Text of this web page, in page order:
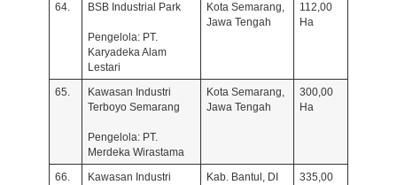
64. BSB Industrial Park
Pengelola: PT.
Karyadeka Alam
Lestari
Kota Semarang,
Jawa Tengah
112,00
Ha
65.
Kawasan Industri
Terboyo Semarang
Pengelola: PT.
Merdeka Wirastama
Kota Semarang,
Jawa Tengah
300,00
Ha
66.
Kawasan Industri
Kab. Bantul, DI
335,00